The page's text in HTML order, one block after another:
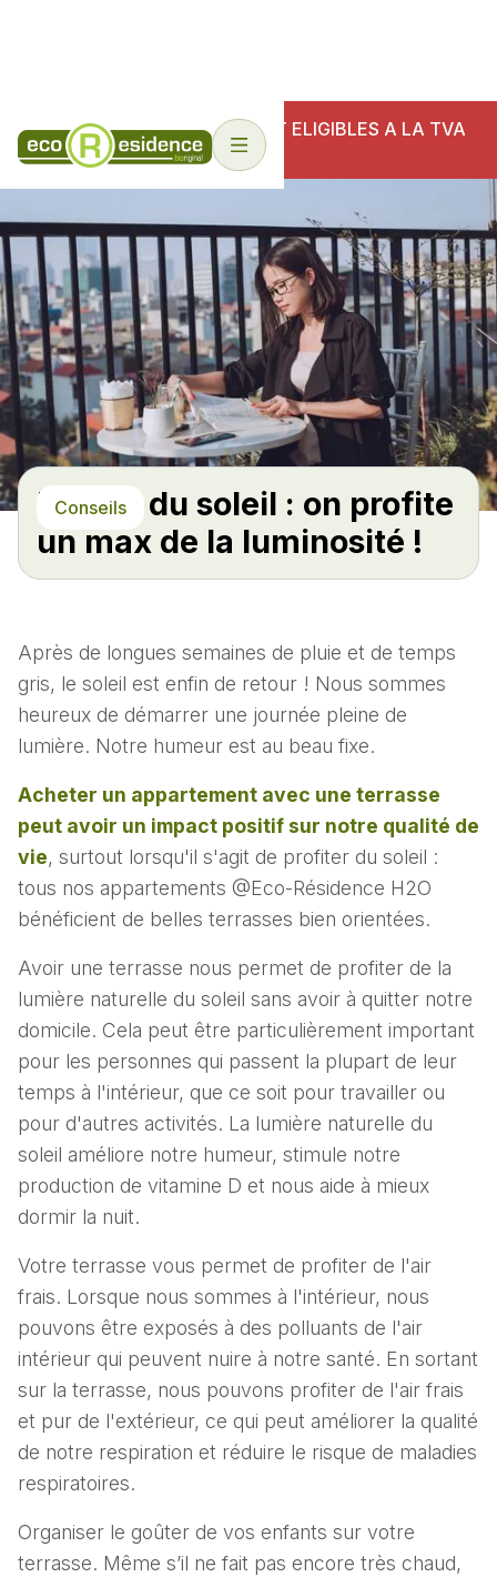
NOS ECO-RESIDENCES SONT ELIGIBLES A LA TVA
6%
Retour du soleil : on profite
un max de la luminosité !
Conseils
Après de longues semaines de pluie et de temps
gris, le soleil est enfin de retour ! Nous sommes
heureux de démarrer une journée pleine de
lumière. Notre humeur est au beau fixe.
Acheter un appartement avec une terrasse
peut avoir un impact positif sur notre qualité de
vie, surtout lorsqu'il s'agit de profiter du soleil :
tous nos appartements @Eco-Résidence H2O
bénéficient de belles terrasses bien orientées.
Avoir une terrasse nous permet de profiter de la
lumière naturelle du soleil sans avoir à quitter notre
domicile. Cela peut être particulièrement important
pour les personnes qui passent la plupart de leur
temps à l'intérieur, que ce soit pour travailler ou
pour d'autres activités. La lumière naturelle du
soleil améliore notre humeur, stimule notre
production de vitamine D et nous aide à mieux
dormir la nuit.
Votre terrasse vous permet de profiter de l'air
frais. Lorsque nous sommes à l'intérieur, nous
pouvons être exposés à des polluants de l'air
intérieur qui peuvent nuire à notre santé. En sortant
sur la terrasse, nous pouvons profiter de l'air frais
et pur de l'extérieur, ce qui peut améliorer la qualité
de notre respiration et réduire le risque de maladies
respiratoires.
Organiser le goûter de vos enfants sur votre
terrasse. Même s’il ne fait pas encore très chaud,